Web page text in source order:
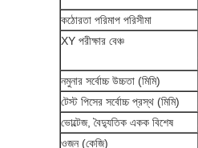
কঠোরতা পরিমাপ পরিসীমা
XY পরীক্ষার বেঞ্চ
নমুনার সর্বোচ্চ উচ্চতা (মিমি)
টেস্ট পিসের সর্বোচ্চ প্রস্থ (মিমি)
ভোল্টেজ, বৈদ্যুতিক একক বিশেষ
ওজন (কেজি)